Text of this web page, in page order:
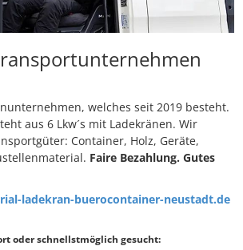
welches seit 2019 besteht.
aus 6 Lkw´s mit Ladekränen. Wir
Container, Holz, Geräte,
Faire Bezahlung. Gutes
ladekran-buerocontainer-neustadt.de
oder schnellstmöglich gesucht: